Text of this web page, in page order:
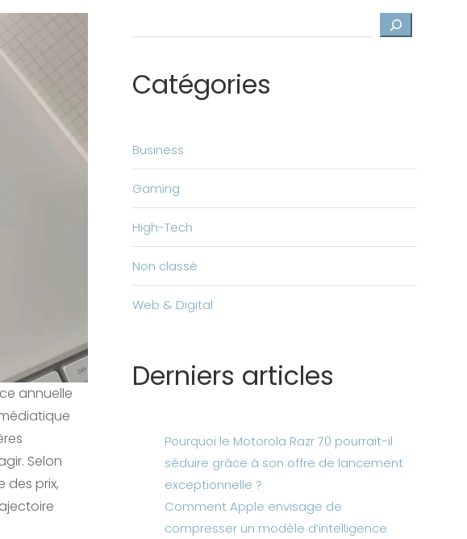
annuelle
Selon
des prix,
Catégories
Business
Gaming
High-Tech
Non classé
Web & Digital
Derniers articles
Pourquoi le Motorola Razr 70 pourrait-il
séduire grâce à son offre de lancement
exceptionnelle ?
Comment Apple envisage de
compresser un modèle d’intelligence